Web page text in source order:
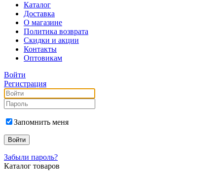
Каталог
Доставка
О магазине
Политика возврата
Скидки и акции
Контакты
Оптовикам
Войти
Регистрация
Запомнить меня
Забыли пароль?
Каталог товаров